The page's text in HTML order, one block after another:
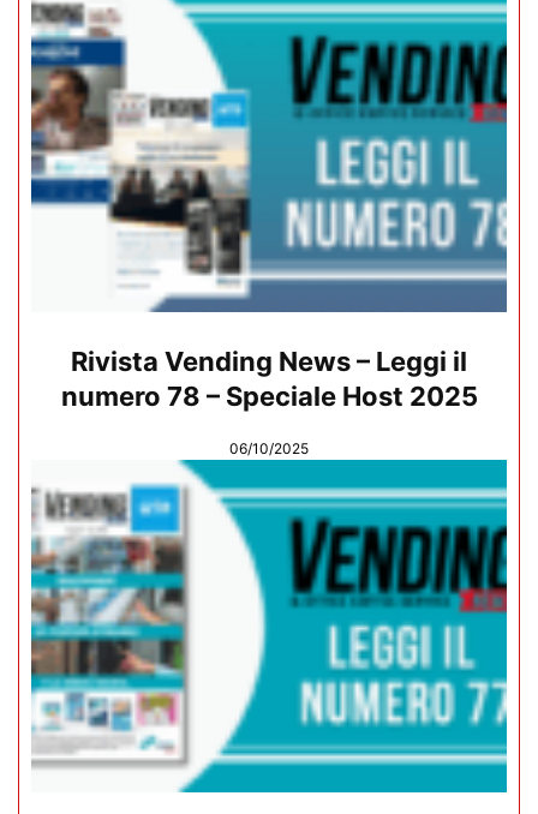
Rivista Vending News – Leggi il
numero 78 – Speciale Host 2025
06/10/2025